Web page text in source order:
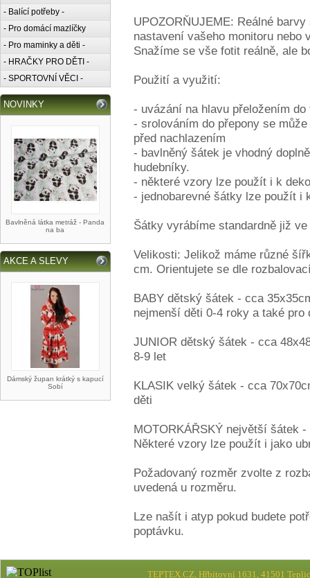
- Balící potřeby -
- Pro domácí mazlíčky
- Pro maminky a děti -
- HRAČKY PRO DĚTI -
- SPORTOVNÍ VĚCI -
NOVINKY
Bavlněná látka metráž - Panda
na ba
AKCE A SLEVY
Dámský župan krátký s kapucí
Sobí
UPOZORŇUJEME: Reálné
nastavení vašeho monitoru nebo
Snažíme se vše fotit reálně, ale
Použití a využití:
- uvázání na hlavu přeložením do
- srolováním do přepony se
před nachlazením
- bavlněný šátek je vhodný
hudebníky.
- některé vzory lze použít i k
- jednobarevné šátky lze použít i
Šátky vyrábíme standardně již
Velikosti: Jelikož máme různé
cm. Orientujete se dle
BABY dětský šátek - cca
nejmenší děti 0-4 roky a také
JUNIOR dětský šátek - cca
8-9 let
KLASIK velký šátek - cca
děti
MOTORKÁŘSKÝ největší šátek
Některé vzory lze použít i jako
Požadovaný rozměr zvolte z
uvedená u rozměru.
Lze našít i atyp pokud budete
poptávku.
TEPTEX.CZ, Hřbitovní 1631, 41501